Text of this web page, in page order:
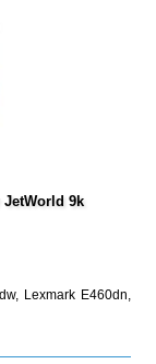
JetWorld 9k
Lexmark E460dn,